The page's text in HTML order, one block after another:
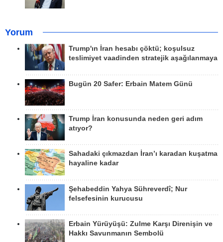
Yorum
Trump'ın İran hesabı çöktü; koşulsuz
teslimiyet vaadinden stratejik aşağılanmaya
Bugün 20 Safer: Erbain Matem Günü
Trump İran konusunda neden geri adım
atıyor?
Sahadaki çıkmazdan İran’ı karadan kuşatma
hayaline kadar
Şehabeddin Yahya Sühreverdî; Nur
felsefesinin kurucusu
Erbain Yürüyüşü: Zulme Karşı Direnişin ve
Hakkı Savunmanın Sembolü